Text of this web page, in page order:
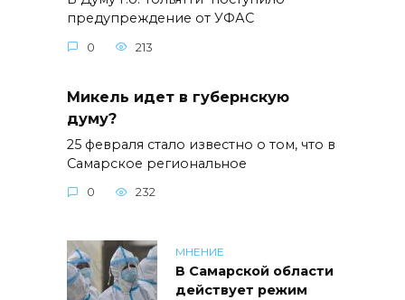
предупреждение от УФАС
0 213
Микель идет в губернскую
думу?
25 февраля стало известно о том, что в
Самарское региональное
0 232
МНЕНИЕ
В Самарской области
действует режим